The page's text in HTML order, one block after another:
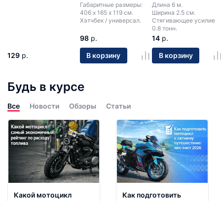
129 р.
Габаритные размеры:
406 х 165 х 119 см.
Хэтчбек / универсал.
98 р.
В корзину
Длина 6 м.
Ширина 2.5 см.
Стягивающее усилие
0.8 тонн.
14 р.
В корзину
Будь в курсе
Все Новости Обзоры Статьи
Какой мотоцикл
Как подготовить